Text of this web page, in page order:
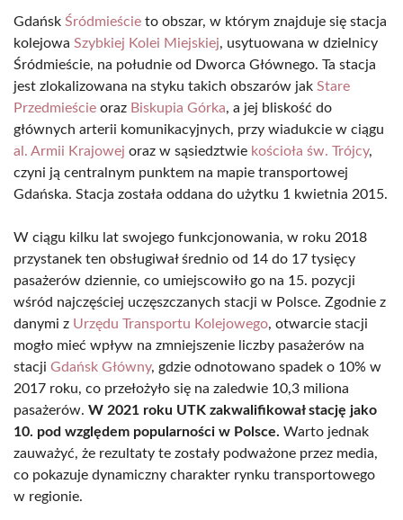
Gdańsk Śródmieście to obszar, w którym znajduje się stacja
kolejowa Szybkiej Kolei Miejskiej, usytuowana w dzielnicy
Śródmieście, na południe od Dworca Głównego. Ta stacja
jest zlokalizowana na styku takich obszarów jak Stare
Przedmieście oraz Biskupia Górka, a jej bliskość do
głównych arterii komunikacyjnych, przy wiadukcie w ciągu
al. Armii Krajowej oraz w sąsiedztwie kościoła św. Trójcy,
czyni ją centralnym punktem na mapie transportowej
Gdańska. Stacja została oddana do użytku 1 kwietnia 2015.
W ciągu kilku lat swojego funkcjonowania, w roku 2018
przystanek ten obsługiwał średnio od 14 do 17 tysięcy
pasażerów dziennie, co umiejscowiło go na 15. pozycji
wśród najczęściej uczęszczanych stacji w Polsce. Zgodnie z
danymi z Urzędu Transportu Kolejowego, otwarcie stacji
mogło mieć wpływ na zmniejszenie liczby pasażerów na
stacji Gdańsk Główny, gdzie odnotowano spadek o 10% w
2017 roku, co przełożyło się na zaledwie 10,3 miliona
pasażerów. W 2021 roku UTK zakwalifikował stację jako
10. pod względem popularności w Polsce. Warto jednak
zauważyć, że rezultaty te zostały podważone przez media,
co pokazuje dynamiczny charakter rynku transportowego
w regionie.